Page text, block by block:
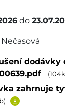
do
dodávky
zahrnuje